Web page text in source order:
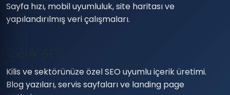
Sayfa hızı, mobil uyumluluk, site haritası ve
yapılandırılmış veri çalışmaları.
Kilis ve sektörünüze özel SEO uyumlu içerik üretimi.
Blog yazıları, servis sayfaları ve landing page